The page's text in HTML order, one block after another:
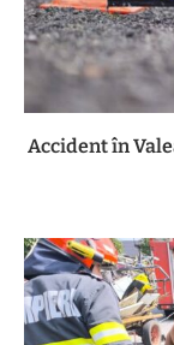
Accident în